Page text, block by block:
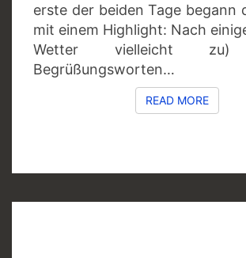
erste der beiden Tage begann
mit einem Highlight: Nach
Wetter vielleicht zu)
Begrüßungsworten…
READ MOREREAD